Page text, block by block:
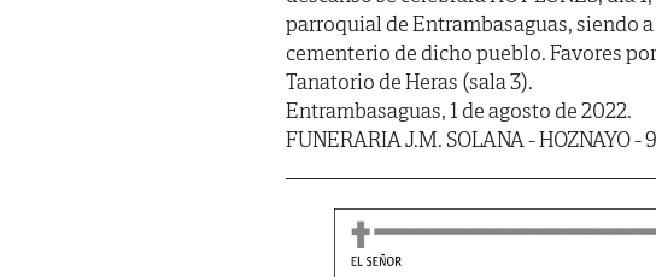
parroquial de Entrambasaguas, siendo
cementerio de dicho pueblo. Favores
Tanatorio de Heras (sala 3).
Entrambasaguas, 1 de agosto de 2022.
FUNERARIA J.M. SOLANA - HOZNAYO -